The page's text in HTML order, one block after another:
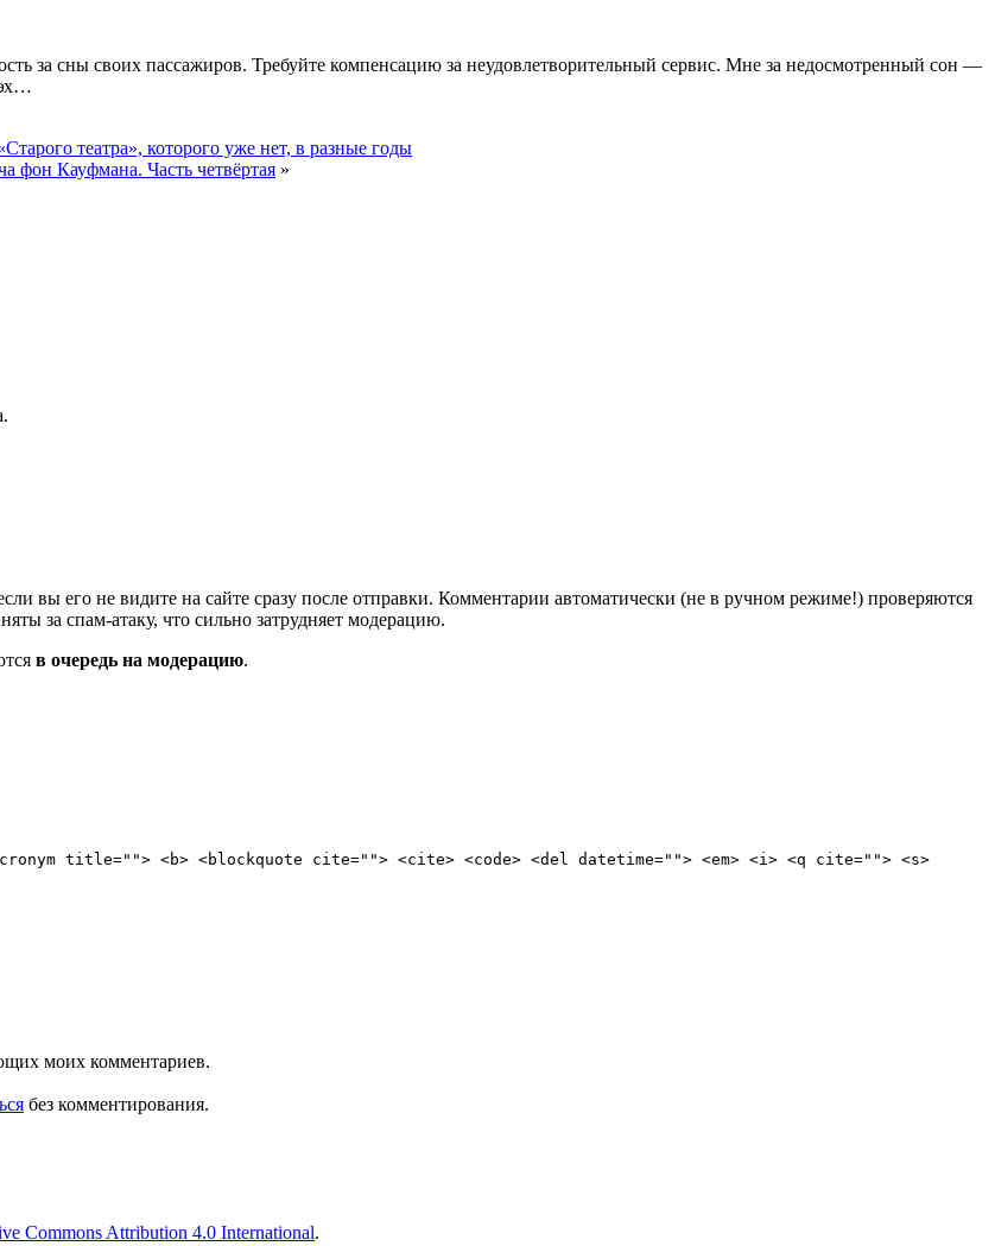
за сны своих пассажиров. Требуйте компенсацию за неудовлетворительный сервис. Мне за недосмотренный сон —
театра», которого уже нет, в разные годы
фон Кауфмана. Часть четвёртая »
вы его не видите на сайте сразу после отправки. Комментарии автоматически (не в ручном режиме!) проверяются
за спам-атаку, что сильно затрудняет модерацию.
в очередь на модерацию.
title=""> <b> <blockquote cite=""> <cite> <code> <del datetime=""> <em> <i> <q cite=""> <s>
моих комментариев.
без комментирования.
Commons Attribution 4.0 International.